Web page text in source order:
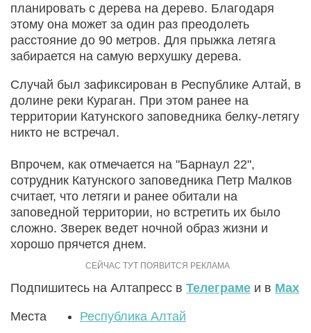
планировать с дерева на дерево. Благодаря
этому она может за один раз преодолеть
расстояние до 90 метров. Для прыжка летяга
забирается на самую верхушку дерева.
Случай был зафиксирован в Республике Алтай, в
долине реки Кураган. При этом ранее на
территории Катунского заповедника белку-летягу
никто не встречал.
Впрочем, как отмечается на "Барнаул 22",
сотрудник Катунского заповедника Петр Малков
считает, что летяги и ранее обитали на
заповедной территории, но встретить их было
сложно. Зверек ведет ночной образ жизни и
хорошо прячется днем.
Подпишитесь на Алтапресс в Телеграме и в Max
Места Республика Алтай